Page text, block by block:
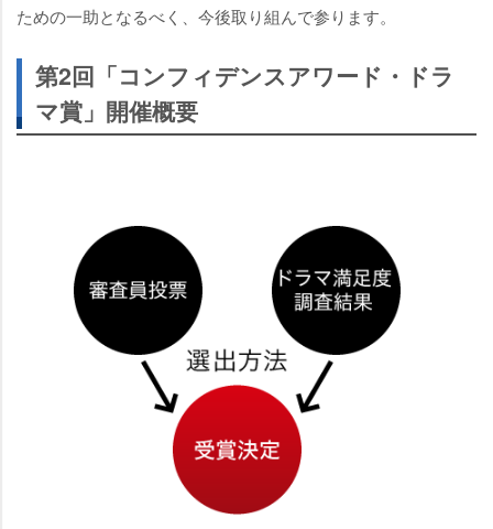
ための一助となるべく、今後取り組んで参ります。
第2回「コンフィデンスアワード・ドラ
マ賞」開催概要